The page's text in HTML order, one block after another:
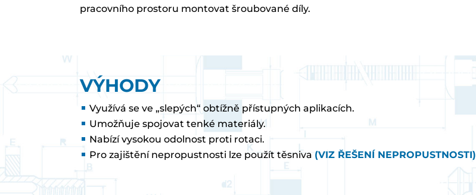
pracovního prostoru montovat šroubované díly.
VÝHODY
Využívá se ve „slepých“ obtížně přístupných aplikacích.
Umožňuje spojovat tenké materiály.
Nabízí vysokou odolnost proti rotaci.
Pro zajištění nepropustnosti lze použít těsniva (VIZ ŘEŠENÍ NEPROPUSTNOSTI)